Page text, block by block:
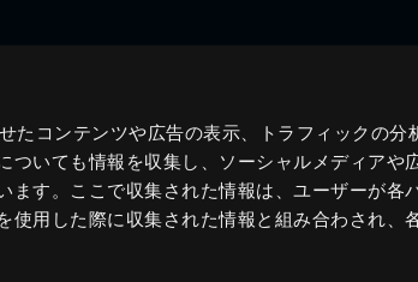
たコンテンツや広告の表示、トラフィックの分
ついても情報を収集し、ソーシャルメディアや
す。ここで収集された情報は、ユーザーが各
用した際に収集された情報と組み合わされ、
ブログ
ニュース
ホワイト